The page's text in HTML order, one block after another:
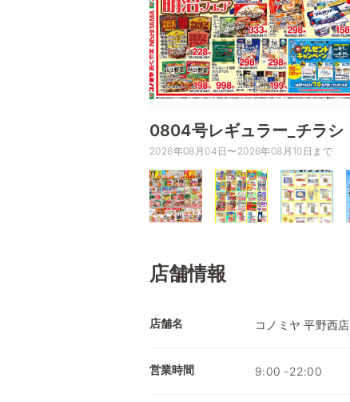
0804号レギュラー_チラシ
2026年08月04日〜2026年08月10日まで
店舗情報
店舗名 コノミヤ 平野西店
営業時間 9:00 -22:00